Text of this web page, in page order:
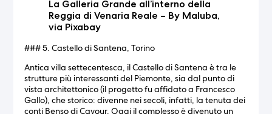
La Galleria Grande all’interno della
Reggia di Venaria Reale – By Maluba,
via Pixabay
### 5. Castello di Santena, Torino
Antica villa settecentesca, il Castello di Santena è tra le
strutture più interessanti del Piemonte, sia dal punto di
vista architettonico (il progetto fu affidato a Francesco
Gallo), che storico: divenne nei secoli, infatti, la tenuta dei
conti Benso di Cavour. Oggi il complesso è divenuto un